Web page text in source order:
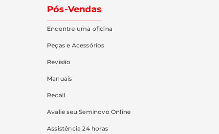
Pós-Vendas
Encontre uma oficina
Peças e Acessórios
Revisão
Manuais
Recall
Avalie seu Seminovo Online
Assistência 24 horas